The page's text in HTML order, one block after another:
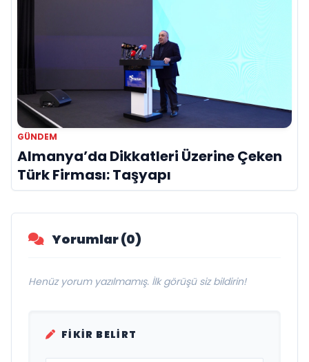
GÜNDEM
Almanya’da Dikkatleri Üzerine Çeken
Türk Firması: Taşyapı
Yorumlar (0)
Henüz yorum yazılmamış. İlk görüşü siz bildirin!
FIKIR BELIRT